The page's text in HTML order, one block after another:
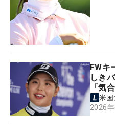
FW
しき
「気
米
2026